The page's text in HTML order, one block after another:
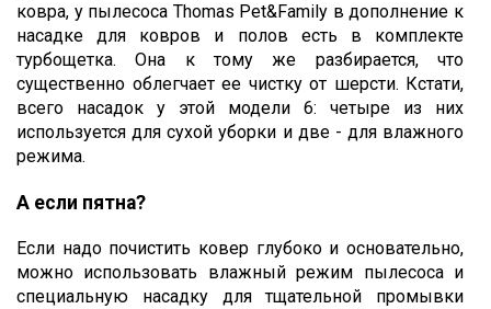
ковра, у пылесоса Thomas Pet&Family в дополнение к
насадке для ковров и полов есть в комплекте
турбощетка. Она к тому же разбирается, что
существенно облегчает ее чистку от шерсти. Кстати,
всего насадок у этой модели 6: четыре из них
используется для сухой уборки и две - для влажного
режима.
А если пятна?
Если надо почистить ковер глубоко и основательно,
можно использовать влажный режим пылесоса и
специальную насадку для тщательной промывки